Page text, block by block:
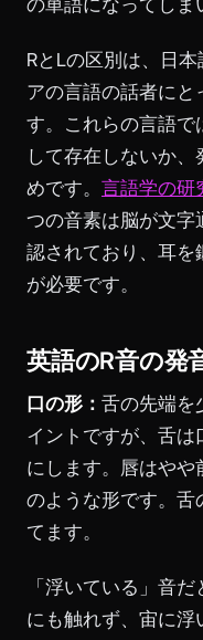
RとLの区別は、日
アの言語の話者にと
す。これらの言語で
して存在しないか
めです。 言語学の研
つの音素は脳が文字
認されており、耳を
が必要です。
英語のR音の発
口の形： 舌の先端を
イントですが、舌は
にします。唇はや
のような形です。舌
てます。
「浮いている」音
にも触れず、宙に浮